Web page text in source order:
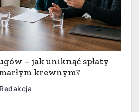
– jak uniknąć spłaty
krewnym?
Redakcja